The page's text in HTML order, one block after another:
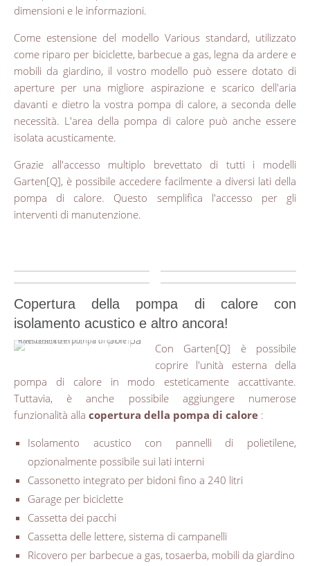
dimensioni e le informazioni.
Come estensione del modello Various standard, utilizzato
come riparo per biciclette, barbecue a gas, legna da ardere e
mobili da giardino, il vostro modello può essere dotato di
aperture per una migliore aspirazione e scarico dell'aria
davanti e dietro la vostra pompa di calore, a seconda delle
necessità. L'area della pompa di calore può anche essere
isolata acusticamente.
Grazie all'accesso multiplo brevettato di tutti i modelli
Garten[Q], è possibile accedere facilmente a diversi lati della
pompa di calore. Questo semplifica l'accesso per gli
interventi di manutenzione.
Copertura della pompa di calore con
isolamento acustico e altro ancora!
Rivestimento in pompa di calore
Con Garten[Q] è possibile
coprire l'unità esterna della
pompa di calore in modo esteticamente accattivante.
Tuttavia, è anche possibile aggiungere numerose
funzionalità alla copertura della pompa di calore :
Isolamento acustico con pannelli di polietilene,
opzionalmente possibile sui lati interni
Cassonetto integrato per bidoni fino a 240 litri
Garage per biciclette
Cassetta dei pacchi
Cassetta delle lettere, sistema di campanelli
Ricovero per barbecue a gas, tosaerba, mobili da giardino